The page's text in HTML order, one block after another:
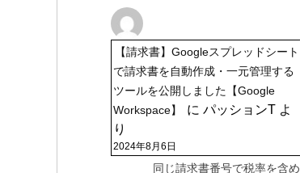
【請求書】Googleスプレッドシート
で請求書を自動作成・一元管理する
ツールを公開しました【Google
Workspace】
に パッションT よ
り
2024年8月6日
同じ請求書番号で税率を含め